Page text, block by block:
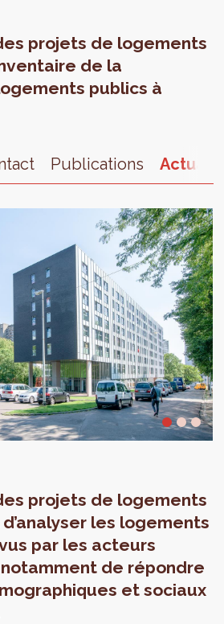
projets de logements
de la
publics à
Publications
projets de logements
les logements
par les acteurs
de répondre
et sociaux